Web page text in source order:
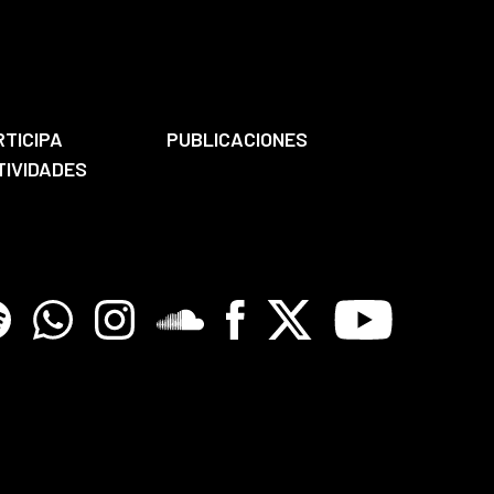
PUBLICACIONES
WhatsappInstagramSoundcloreFacebook
X Youtube